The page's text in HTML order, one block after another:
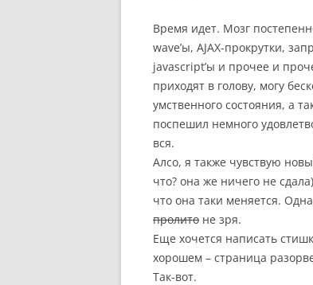
Время идет. Мозг
wave’ы, AJAX-прокрутки,
javascript’ы и прочее и
приходят в голову, могу
умственного состояния, а
поспешил немного
вся.
Алсо, я также чувствую
что? она же ничего не
что она таки меняется.
пролито не зря.
Еще хочется написать
хорошем – страница
Так-вот.